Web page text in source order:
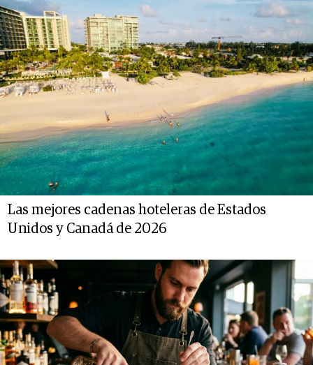
Las mejores cadenas hoteleras de Estados
Unidos y Canadá de 2026